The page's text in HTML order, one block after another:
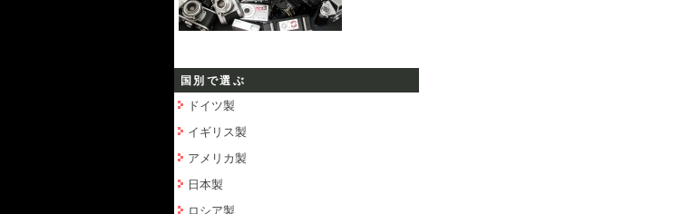
国別で選ぶ
ドイツ製
イギリス製
アメリカ製
日本製
ロシア製